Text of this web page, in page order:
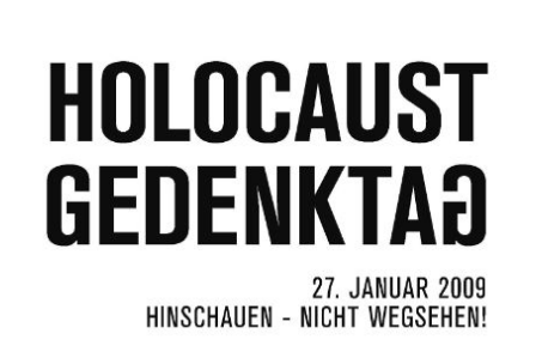
Konkursämter
Volksrechte
Kantonale Steuern
Finanzausgleich, Einkommenssteuer, Kopfsteuer,
Personalsteuer, Haushaltssteuer, Vermögenssteuer,
Verrechnungssteuer, Quellensteuer,
Grundstückgewinnsteuer, Liegenschaftssteuer,
Handänderungssteuer, Grundsteuer, Kirchensteuer,
Gewerbesteuer, Vergnügungssteuer,
Erbschaftssteuer, Schenkungssteuer, Gewinn- und
Kapitalsteuer